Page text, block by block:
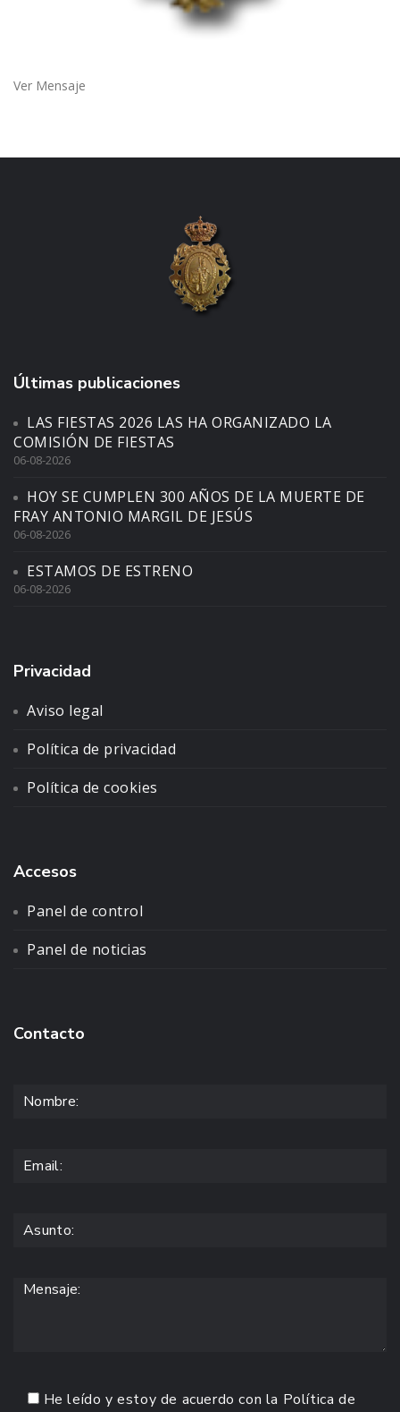
Ver Mensaje
Últimas publicaciones
LAS FIESTAS 2026 LAS HA ORGANIZADO LA
COMISIÓN DE FIESTAS
06-08-2026
HOY SE CUMPLEN 300 AÑOS DE LA MUERTE DE
FRAY ANTONIO MARGIL DE JESÚS
06-08-2026
ESTAMOS DE ESTRENO
06-08-2026
Privacidad
Aviso legal
Política de privacidad
Política de cookies
Accesos
Panel de control
Panel de noticias
Contacto
He leído y estoy de acuerdo con la Política de